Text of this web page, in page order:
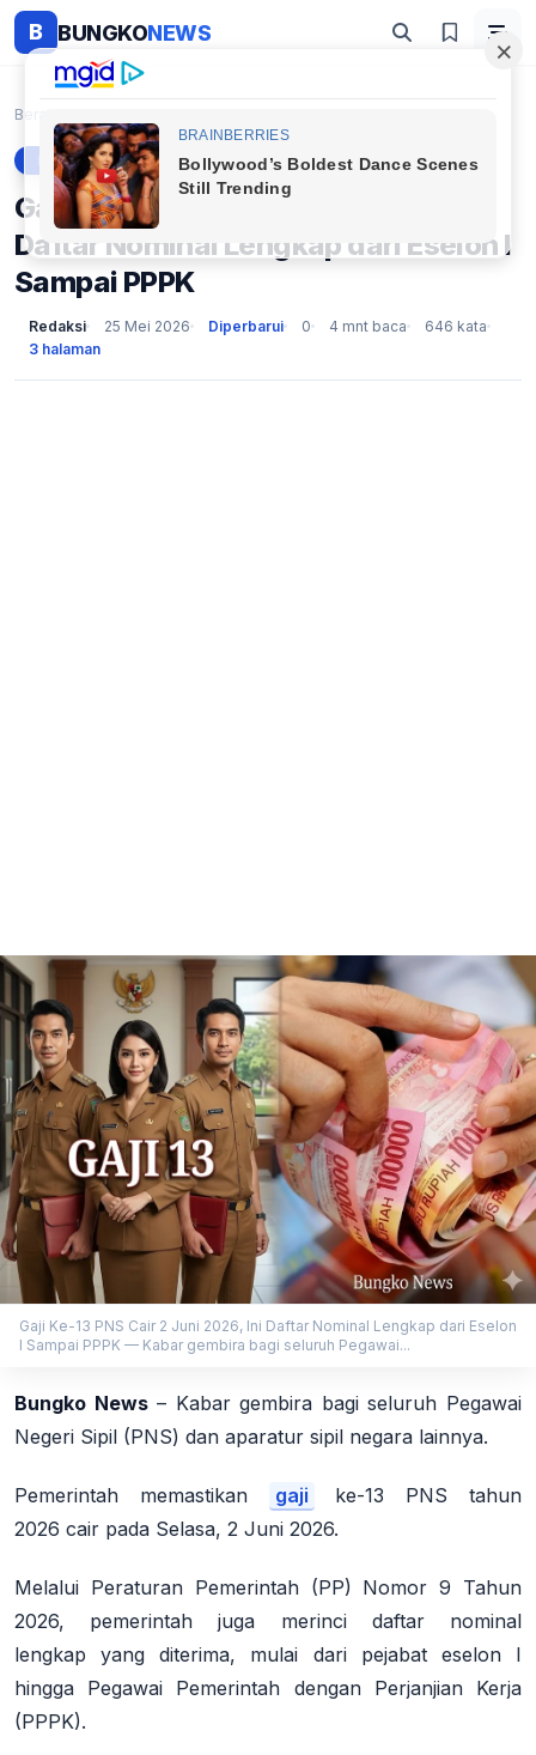
B BUNGKONEWS
Beranda
BERITA
Gaji Ke-13 PNS Cair 2 Juni 2026, Ini
Daftar Nominal Lengkap dari Eselon I
Sampai PPPK
Redaksi 25 Mei 2026 Diperbarui 0 4 mnt baca
646 kata
3 halaman
Gaji Ke-13 PNS Cair 2 Juni 2026, Ini Daftar Nominal Lengkap dari Eselon
I Sampai PPPK — Kabar gembira bagi seluruh Pegawai...
Bungko News– Kabar gembira bagi seluruh Pegawai
Negeri Sipil (PNS) dan aparatur sipil negara lainnya.
Pemerintah memastikan gaji ke-13 PNS tahun
2026 cair pada Selasa, 2 Juni 2026.
Melalui Peraturan Pemerintah (PP) Nomor 9 Tahun
2026, pemerintah juga merinci daftar nominal
lengkap yang diterima, mulai dari pejabat eselon I
hingga Pegawai Pemerintah dengan Perjanjian Kerja
(PPPK).